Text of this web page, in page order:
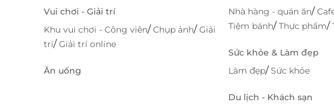
Vui chơi - Giải trí
Khu vui chơi - Công viên/Chụp ảnh/Giải
trí/Giải trí online
Ăn uống
Nhà hàng - quán ăn/
Tiệm bánh/Thực phẩm/
Sức khỏe & Làm đẹp
Làm đẹp/Sức khỏe
Du lịch - Khách sạn